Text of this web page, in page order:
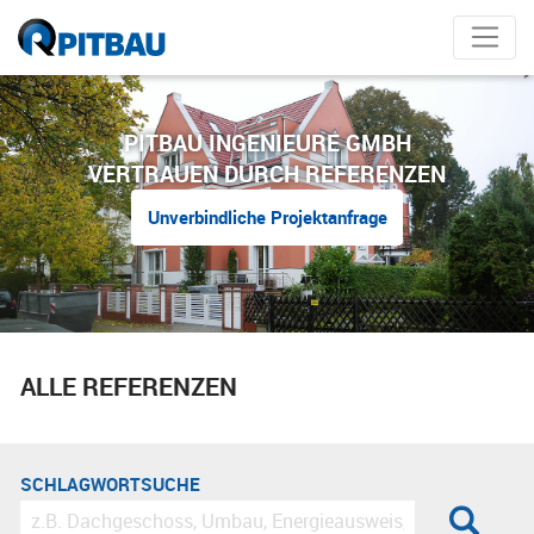
PITBAU INGENIEURE GMBH
VERTRAUEN DURCH REFERENZEN
Unverbindliche Projektanfrage
ALLE REFERENZEN
SCHLAGWORTSUCHE